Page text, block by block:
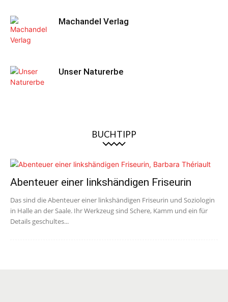
Machandel Verlag
Unser Naturerbe
BUCHTIPP
Abenteuer einer linkshändigen Friseurin
Das sind die Abenteuer einer linkshändigen Friseurin und Soziologin
in Halle an der Saale. Ihr Werkzeug sind Schere, Kamm und ein für
Details geschultes...